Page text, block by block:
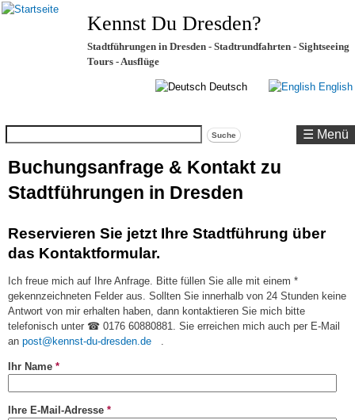
Kennst Du Dresden?
Stadtführungen in Dresden - Stadtrundfahrten - Sightseeing
Tours - Ausflüge
Deutsch English
☰ Menü
Buchungsanfrage & Kontakt zu
Stadtführungen in Dresden
Reservieren Sie jetzt Ihre Stadtführung über
das Kontaktformular.
Ich freue mich auf Ihre Anfrage. Bitte füllen Sie alle mit einem *
gekennzeichneten Felder aus. Sollten Sie innerhalb von 24 Stunden keine
Antwort von mir erhalten haben, dann kontaktieren Sie mich bitte
telefonisch unter ☎ 0176 60880881. Sie erreichen mich auch per E-Mail
an post@kennst-du-dresden.de(link.
Ihr Name *
Ihre E-Mail-Adresse *